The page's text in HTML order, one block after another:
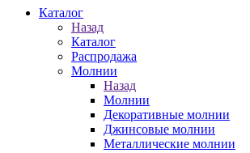
Каталог
Назад
Каталог
Распродажа
Молнии
Назад
Молнии
Декоративные молнии
Джинсовые молнии
Металлические молнии